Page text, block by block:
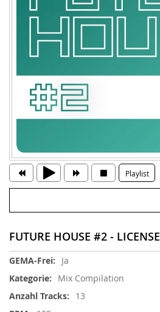
FUTURE HOUSE #2 - LICENSE
Weitere
Informationen
Ja
Mix Compilation
13
Playlist